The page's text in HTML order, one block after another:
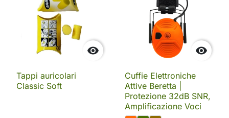

Tappi auricolari
Classic Soft

Cuffie Elettroniche
Attive Beretta |
Protezione 32dB SNR,
Amplificazione Voci